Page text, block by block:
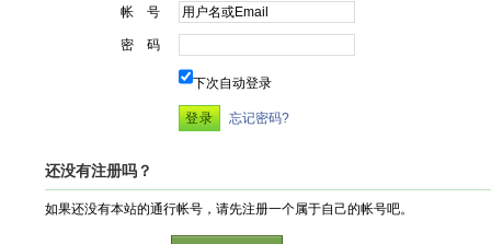
帐 号
密 码
下次自动登录
忘记密码?
还没有注册吗？
如果还没有本站的通行帐号，请先注册一个属于自己的帐号吧。